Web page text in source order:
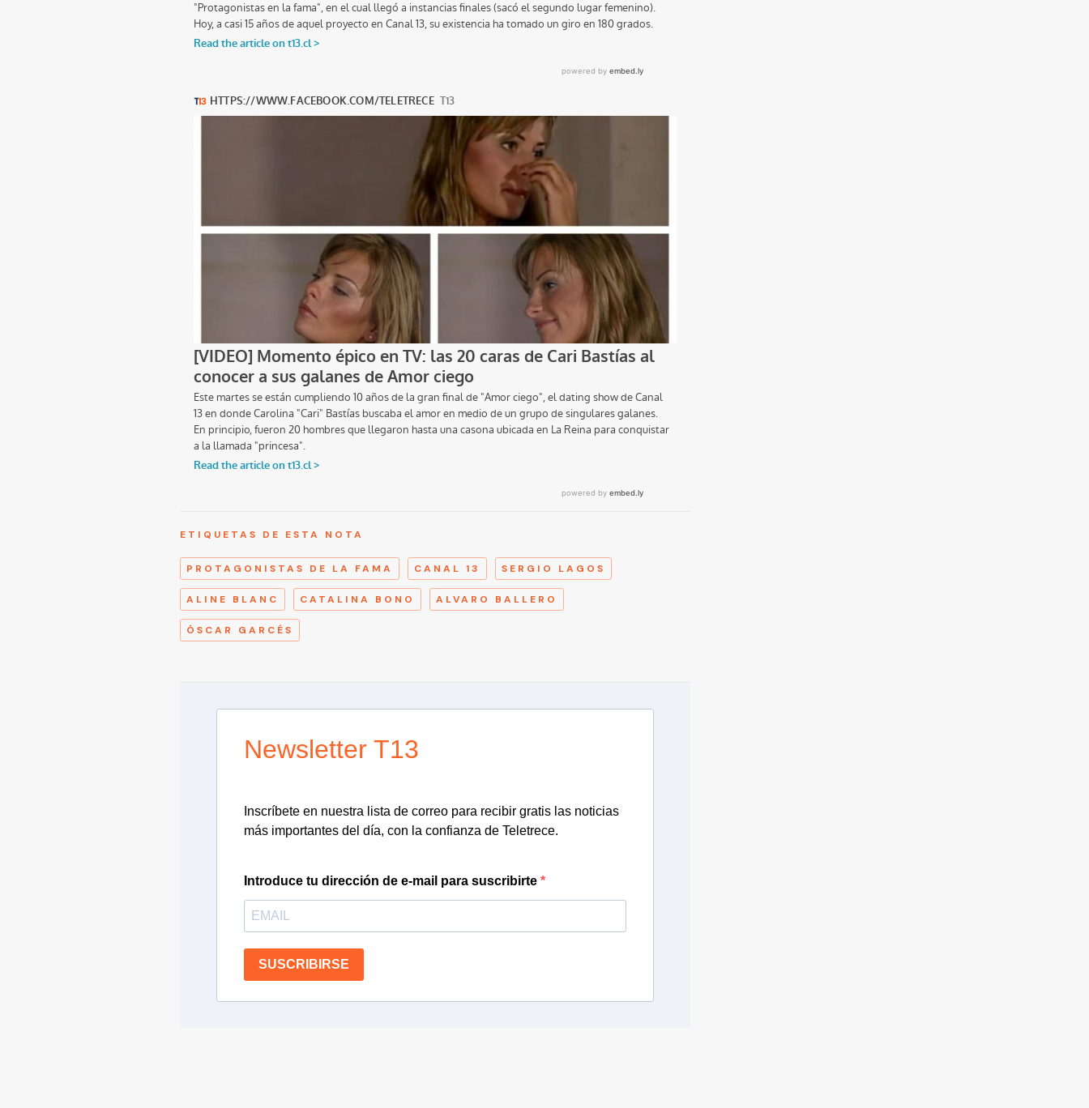
ETIQUETAS DE ESTA NOTA
PROTAGONISTAS DE LA FAMA CANAL 13 SERGIO LAGOS
ALINE BLANC CATALINA BONO ALVARO BALLERO
ÓSCAR GARCÉS
Newsletter T13
Inscríbete en nuestra lista de correo para recibir gratis las noticias
más importantes del día, con la confianza de Teletrece.
Introduce tu dirección de e-mail para suscribirte
SUSCRIBIRSE